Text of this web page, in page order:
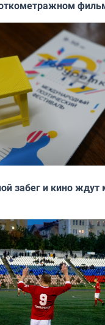
забег и кино